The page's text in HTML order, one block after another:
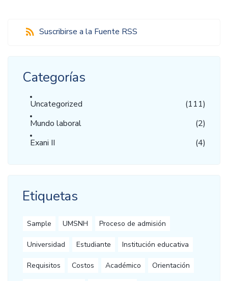
Suscribirse a la Fuente RSS
Categorías
Uncategorized
(111)
Mundo laboral
(2)
Exani II
(4)
Etiquetas
Sample UMSNH Proceso de admisión
Universidad Estudiante Institución educativa
Requisitos Costos Académico Orientación